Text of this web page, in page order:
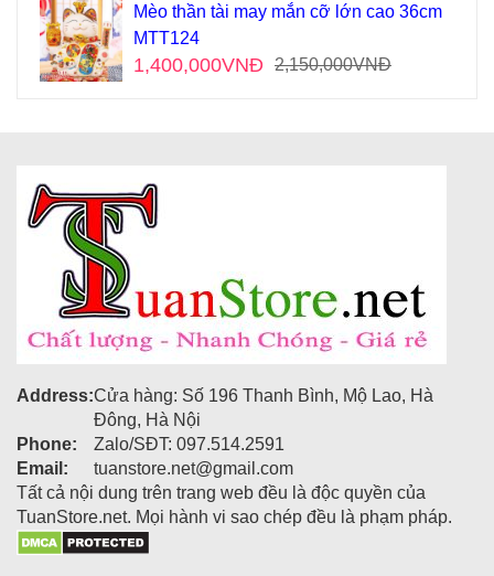
Mèo thần tài may mắn cỡ lớn cao 36cm
MTT124
2,150,000VNĐ
1,400,000VNĐ
Address:Cửa hàng: Số 196 Thanh Bình, Mộ Lao, Hà
Đông, Hà Nội
Phone:
Zalo/SĐT: 097.514.2591
Email:
tuanstore.net@gmail.com
Tất cả nội dung trên trang web đều là độc quyền của
TuanStore.net. Mọi hành vi sao chép đều là phạm pháp.